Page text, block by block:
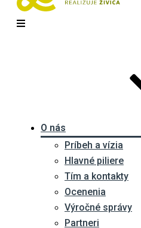
O nás
Príbeh a vízia
Hlavné piliere
Tím a kontakty
Ocenenia
Výročné správy
Partneri